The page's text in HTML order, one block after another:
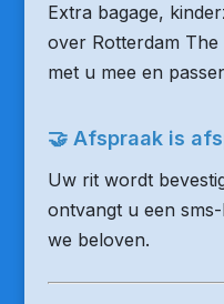
Extra bagage,
over Rotterdam
met u mee en
🤝 Afspraak is
Uw rit wordt
ontvangt u een
we beloven.